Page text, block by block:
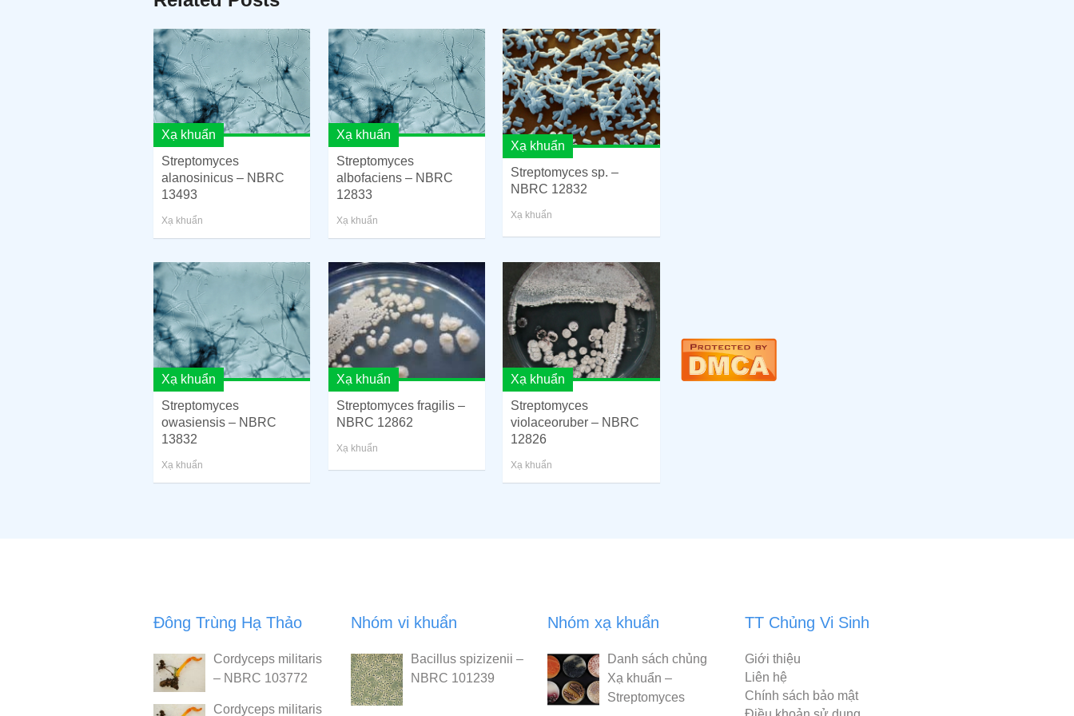
Xạ khuẩn
Streptomyces
alanosinicus – NBRC
13493
Xạ khuẩn
Xạ khuẩn
Streptomyces
albofaciens – NBRC
12833
Xạ khuẩn
Xạ khuẩn
Streptomyces sp. –
NBRC 12832
Xạ khuẩn
Xạ khuẩn
Streptomyces
owasiensis – NBRC
13832
Xạ khuẩn
Xạ khuẩn
Streptomyces fragilis –
NBRC 12862
Xạ khuẩn
Xạ khuẩn
Streptomyces
violaceoruber – NBRC
12826
Xạ khuẩn
Đông Trùng Hạ Thảo
Cordyceps militaris
– NBRC 103772
Cordyceps militaris
Nhóm vi khuẩn
Bacillus spizizenii –
NBRC 101239
Nhóm xạ khuẩn
Danh sách chủng
Xạ khuẩn –
Streptomyces
TT Chủng Vi Sinh
Giới thiệu
Liên hệ
Chính sách bảo mật